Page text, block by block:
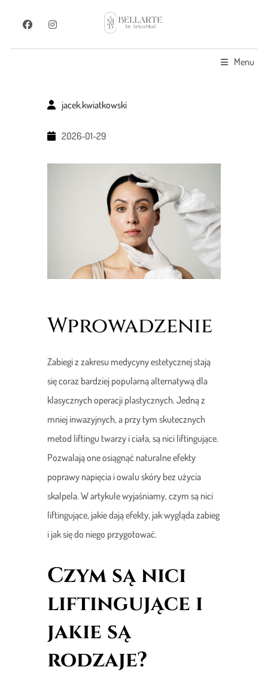
Menu
jacek.kwiatkowski
2026-01-29
Wprowadzenie
Zabiegi z zakresu medycyny estetycznej stają
się coraz bardziej popularną alternatywą dla
klasycznych operacji plastycznych. Jedną z
mniej inwazyjnych, a przy tym skutecznych
metod liftingu twarzy i ciała, są nici liftingujące.
Pozwalają one osiągnąć naturalne efekty
poprawy napięcia i owalu skóry bez użycia
skalpela. W artykule wyjaśniamy, czym są nici
liftingujące, jakie dają efekty, jak wygląda zabieg
i jak się do niego przygotować.
Czym są nici
liftingujące i
jakie są
rodzaje?